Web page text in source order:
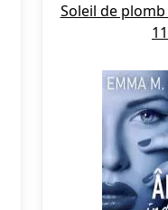
Soleil de
11